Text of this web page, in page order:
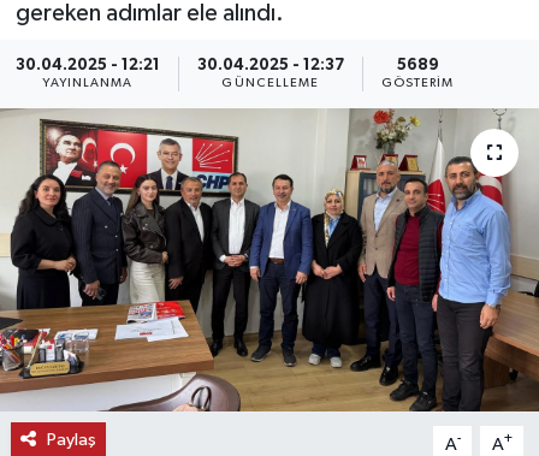
gereken adımlar ele alındı.
30.04.2025 - 12:21
YAYINLANMA
30.04.2025 - 12:37
GÜNCELLEME
5689
GÖSTERIM
Paylaş A- A+
ÖZEL HABER
SAĞLIK
SPOR
TEKNOLOJİ
TİCARET